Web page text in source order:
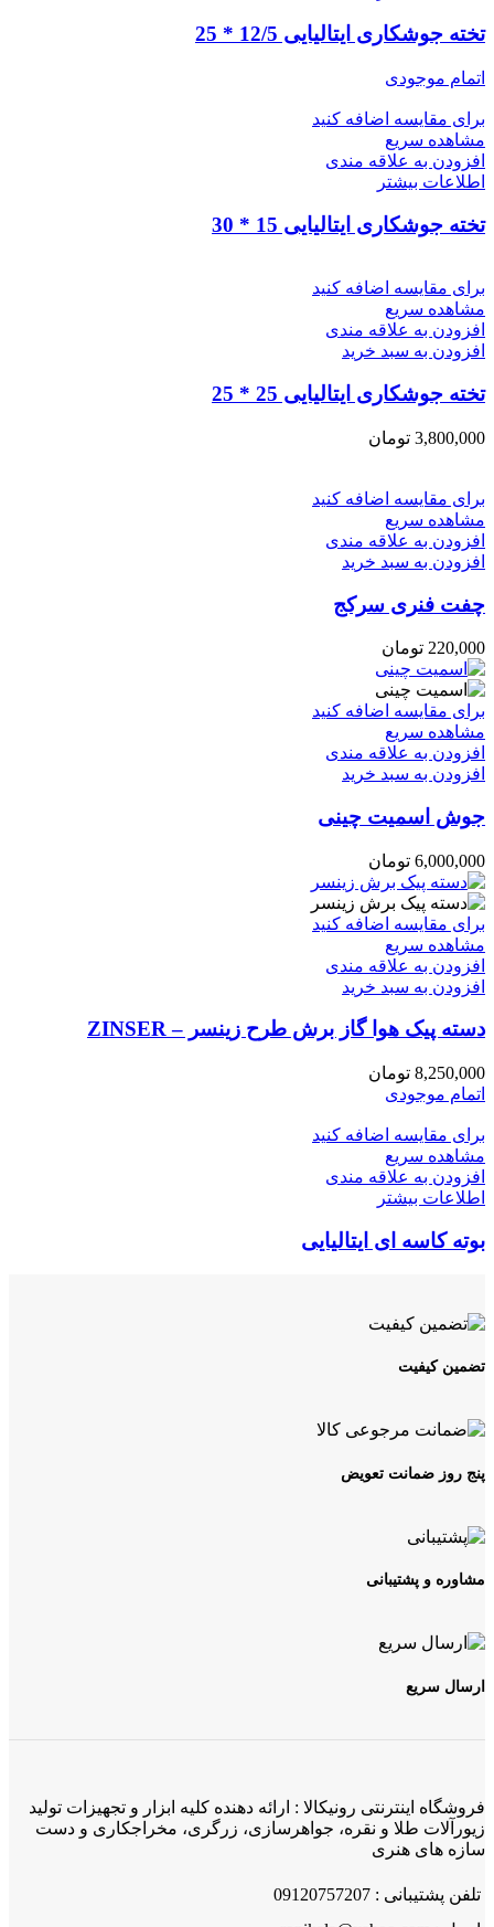
تخته جوشکاری ایتالیایی 12/5 * 25
اتمام موجودی
برای مقایسه اضافه کنید
مشاهده سریع
افزودن به علاقه مندی
اطلاعات بیشتر
تخته جوشکاری ایتالیایی 15 * 30
برای مقایسه اضافه کنید
مشاهده سریع
افزودن به علاقه مندی
افزودن به سبد خرید
تخته جوشکاری ایتالیایی 25 * 25
3,800,000 تومان
برای مقایسه اضافه کنید
مشاهده سریع
افزودن به علاقه مندی
افزودن به سبد خرید
چفت فنری سرکج
220,000 تومان
برای مقایسه اضافه کنید
مشاهده سریع
افزودن به علاقه مندی
افزودن به سبد خرید
جوش اسمیت چینی
6,000,000 تومان
برای مقایسه اضافه کنید
مشاهده سریع
افزودن به علاقه مندی
افزودن به سبد خرید
دسته پیک هوا گاز برش طرح زینسر – ZINSER
8,250,000 تومان
اتمام موجودی
برای مقایسه اضافه کنید
مشاهده سریع
افزودن به علاقه مندی
اطلاعات بیشتر
بوته کاسه ای ایتالیایی
تضمین کیفیت
پنج روز ضمانت تعویض
مشاوره و پشتیبانی
ارسال سریع
فروشگاه اینترنتی رونیکالا : ارائه دهنده کلیه ابزار و تجهیزات تولید
زیورآلات طلا و نقره، جواهرسازی، زرگری، مخراجکاری و دست
سازه های هنری
تلفن پشتیبانی : 09120757207